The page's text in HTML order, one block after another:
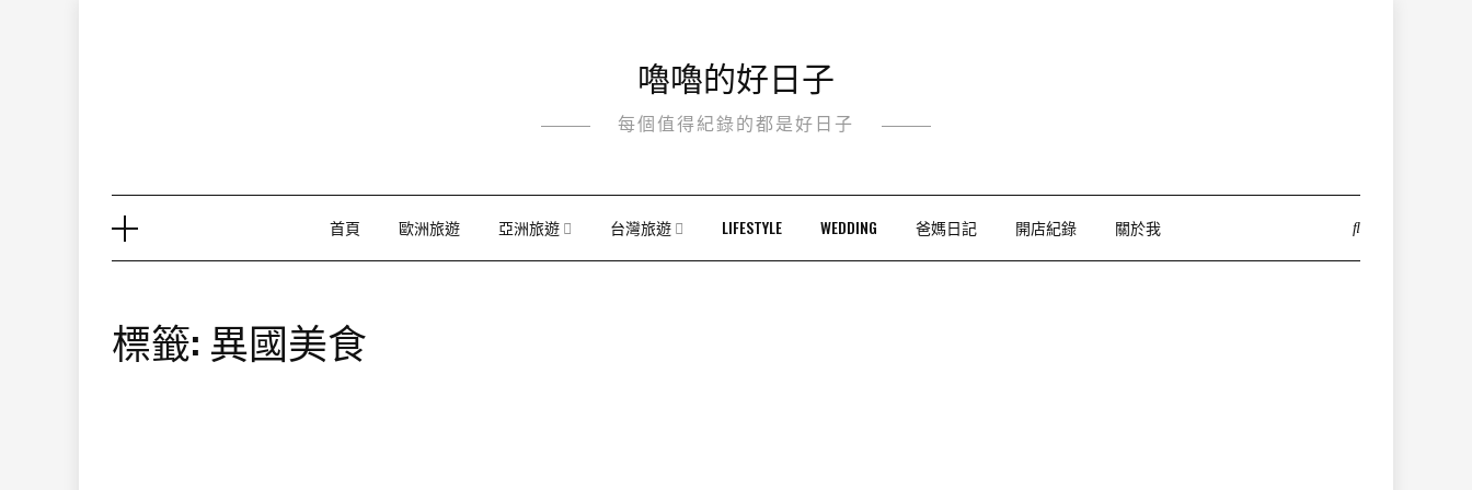
嚕嚕的好日子
每個值得紀錄的都是好日子
首頁 歐洲旅遊 亞洲旅遊 台灣旅遊 LIFESTYLE WEDDING 爸媽日記 開店紀錄 關於我
標籤: 異國美食